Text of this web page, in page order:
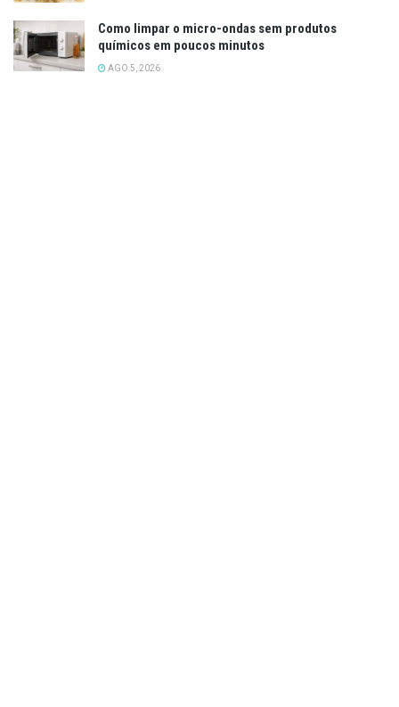
Como limpar o micro-ondas sem produtos
químicos em poucos minutos
AGO 5, 2026